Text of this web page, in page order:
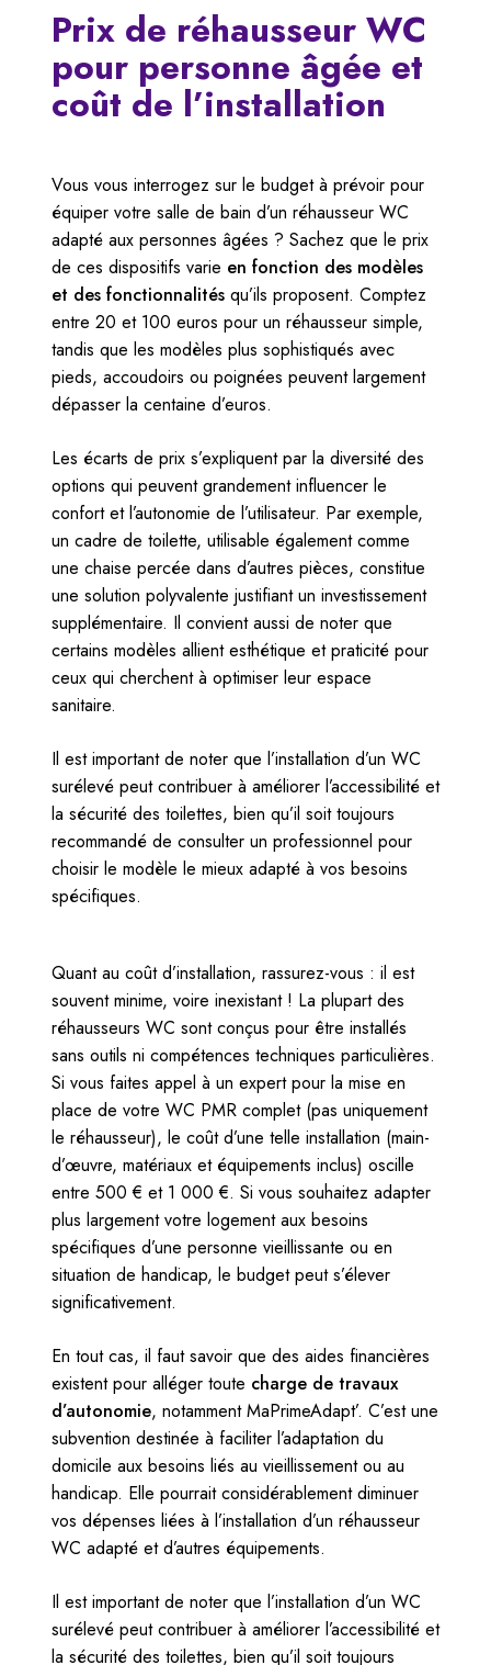
Prix de réhausseur WC
pour personne âgée et
coût de l’installation
Vous vous interrogez sur le budget à prévoir pour
équiper votre salle de bain d’un réhausseur WC
adapté aux personnes âgées ? Sachez que le prix
de ces dispositifs varie en fonction des modèles
et des fonctionnalitésqu’ils proposent. Comptez
entre 20 et 100 euros pour un réhausseur simple,
tandis que les modèles plus sophistiqués avec
pieds, accoudoirs ou poignées peuvent largement
dépasser la centaine d’euros.
Les écarts de prix s’expliquent par la diversité des
options qui peuvent grandement influencer le
confort et l’autonomie de l’utilisateur. Par exemple,
un cadre de toilette, utilisable également comme
une chaise percée dans d’autres pièces, constitue
une solution polyvalente justifiant un investissement
supplémentaire. Il convient aussi de noter que
certains modèles allient esthétique et praticité pour
ceux qui cherchent à optimiser leur espace
sanitaire.
Il est important de noter que l’installation d’un WC
surélevé peut contribuer à améliorer l’accessibilité et
la sécurité des toilettes, bien qu’il soit toujours
recommandé de consulter un professionnel pour
choisir le modèle le mieux adapté à vos besoins
spécifiques.
Quant au coût d’installation, rassurez-vous : il est
souvent minime, voire inexistant ! La plupart des
réhausseurs WC sont conçus pour être installés
sans outils ni compétences techniques particulières.
Si vous faites appel à un expert pour la mise en
place de votre WC PMR complet (pas uniquement
le réhausseur), le coût d’une telle installation (main-
d’œuvre, matériaux et équipements inclus) oscille
entre 500 € et 1 000 €. Si vous souhaitez adapter
plus largement votre logement aux besoins
spécifiques d’une personne vieillissante ou en
situation de handicap, le budget peut s’élever
significativement.
En tout cas, il faut savoir que des aides financières
existent pour alléger toute charge de travaux
d’autonomie, notamment MaPrimeAdapt’. C’est une
subvention destinée à faciliter l’adaptation du
domicile aux besoins liés au vieillissement ou au
handicap. Elle pourrait considérablement diminuer
vos dépenses liées à l’installation d’un réhausseur
WC adapté et d’autres équipements.
Il est important de noter que l’installation d’un WC
surélevé peut contribuer à améliorer l’accessibilité et
la sécurité des toilettes, bien qu’il soit toujours